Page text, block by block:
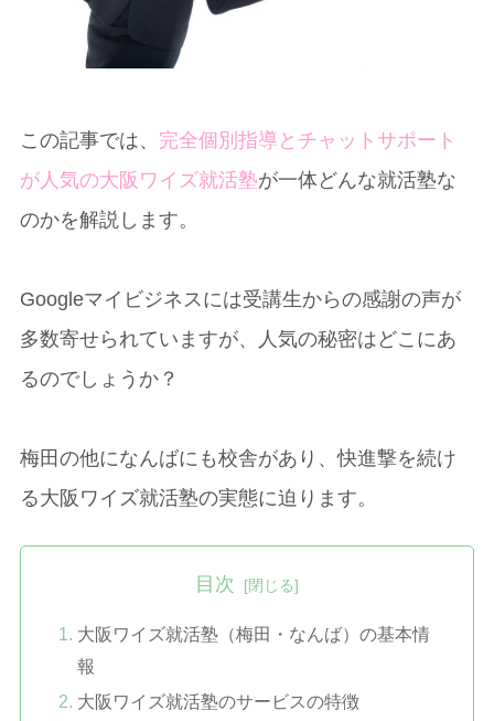
この記事では、 完全個別指導とチャットサポート
が人気の大阪ワイズ就活塾が一体どんな就活塾な
のかを解説します。
Googleマイビジネスには受講生からの感謝の声が
多数寄せられていますが、人気の秘密はどこにあ
るのでしょうか？
梅田の他になんばにも校舎があり、快進撃を続け
る大阪ワイズ就活塾の実態に迫ります。
目次
大阪ワイズ就活塾（梅田・なんば）の基本情
報
大阪ワイズ就活塾のサービスの特徴